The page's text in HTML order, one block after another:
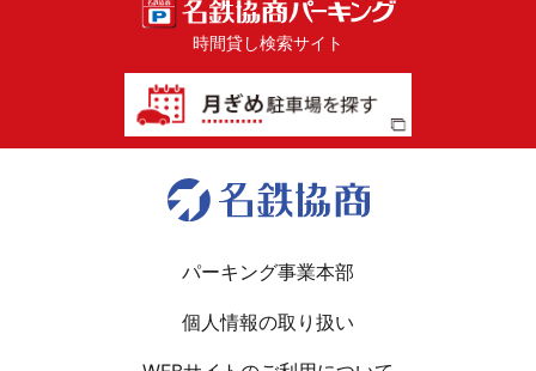
時間貸し検索サイト
パーキング事業本部
個人情報の取り扱い